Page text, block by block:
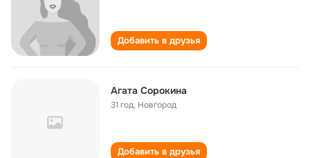
Добавить в друзья
Агата Сорокина
31 год, Новгород
Добавить в друзья